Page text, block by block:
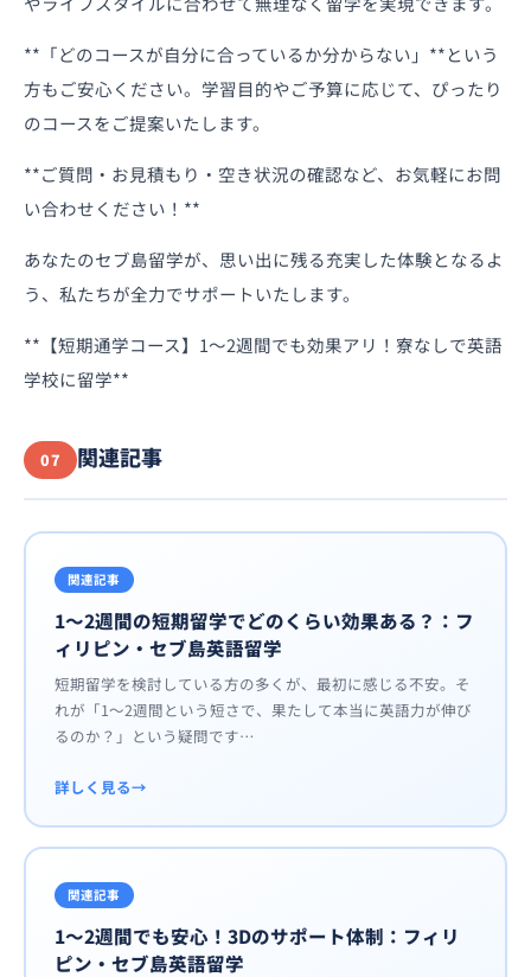
**「どのコースが自分に合っているか分からない」**という
方もご安心ください。学習目的やご予算に応じて、ぴったり
のコースをご提案いたします。
**ご質問・お見積もり・空き状況の確認など、お気軽にお問
い合わせください！**
あなたのセブ島留学が、思い出に残る充実した体験となるよ
う、私たちが全力でサポートいたします。
**【短期通学コース】1〜2週間でも効果アリ！寮なしで英語
学校に留学**
07 関連記事
関連記事
1〜2週間の短期留学でどのくらい効果ある？：フ
ィリピン・セブ島英語留学
短期留学を検討している方の多くが、最初に感じる不安。そ
れが「1〜2週間という短さで、果たして本当に英語力が伸び
るのか？」という疑問です…
詳しく見る
関連記事
1〜2週間でも安心！3Dのサポート体制：フィリ
ピン・セブ島英語留学